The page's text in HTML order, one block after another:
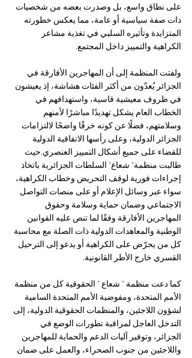
على نطاق واسع، بل وصدرت بعضه من شخصيات
ذات صفة سياسية أو عامة، مما يعكس خطورته
المتزايدة وتأثيره السلبي في تغذية مشاعر
الكراهية والتمييز داخل المجتمع.
ولفتت المنظمة إلى أن المهاجرين الأفارقة في
الجزائر يُعدّون من أكثر الفئات هشاشة، إذ يعيشون
في ظروف معيشية قاسية، واستهدافهم في
الخطاب العام يشكل تهديدًا مباشرًا لأمنهم
وسلامتهم، فضلًا عن كونه خرقًا واضحًا لالتزامات
الجزائر الدولية، وعلى رأسها الاتفاقية الدولية
للقضاء على جميع أشكال التمييز العنصري.حيث
طالبت منظمة" شعاع" السلطات الجزائرية باتخاذ
إجراءات فورية لوقف التحريض وخطاب الكراهية،
سواء عبر وسائل الإعلام أو على منصات التواصل
الاجتماعي وضمان حماية وسلامة وحقوق
المهاجرين الأفارقة وفقًا لما تنص عليه القوانين
الوطنية والمعاهدات الدولية ذات الصلة مع محاسبة
كل من يحرّض على الكراهية أو يدعو إلى الترحيل
القسري خارج الأطر القانونية.
كما دعت منظمة " شعاع " الحقوقية كل من منظمة
الأمم المتحدة، ومفوضية الأمم المتحدة السامية
لشؤون اللاجئين، والمنظمات الحقوقية الدولية، إلى
التدخل العاجل لمراقبة تطورات الوضع في
الجزائر، وتوفير آليات الدعم والحماية للمهاجرين
واللاجئين من جنوب الصحراء، والعمل على ضمان